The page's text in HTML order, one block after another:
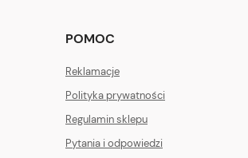
POMOC
Reklamacje
Polityka prywatności
Regulamin sklepu
Pytania i odpowiedzi